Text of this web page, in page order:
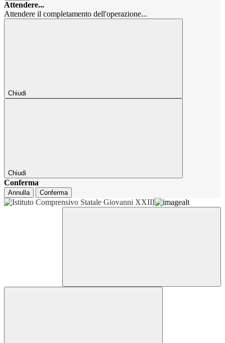
Attendere...
Attendere il completamento dell'operazione...
Chiudi
Chiudi
Conferma
Annulla Conferma